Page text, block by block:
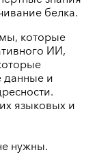
белка.
которые
ИИ,
данные и
языковых и
нужны.